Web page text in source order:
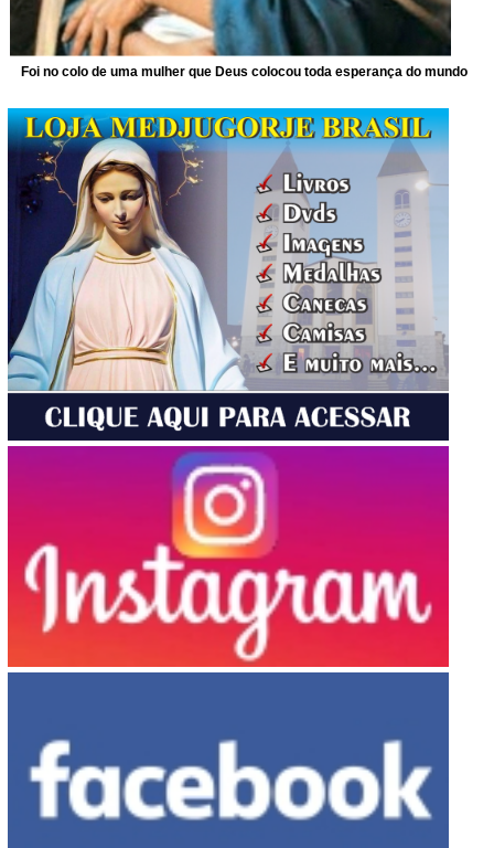
Foi no colo de uma mulher que Deus colocou toda esperança do mundo